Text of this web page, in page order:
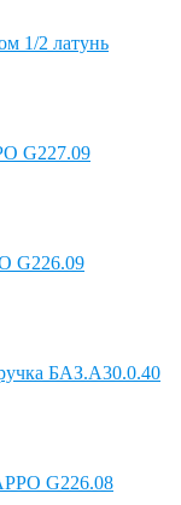
1/2 латунь
G227.09
G226.09
БАЗ.А30.0.40
G226.08